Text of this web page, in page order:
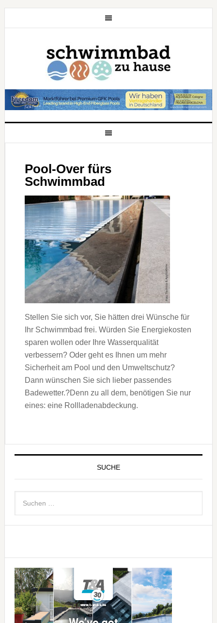
Pool-Over fürs
Schwimmbad
Stellen Sie sich vor, Sie hätten drei Wünsche für
Ihr Schwimmbad frei. Würden Sie Energiekosten
sparen wollen oder Ihre Wasserqualität
verbessern? Oder geht es Ihnen um mehr
Sicherheit am Pool und den Umweltschutz?
Dann wünschen Sie sich lieber passendes
Badewetter.?Denn zu all dem, benötigen Sie nur
eines: eine Rollladenabdeckung.
SUCHE